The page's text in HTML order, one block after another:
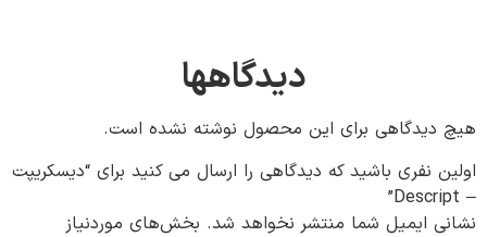
دیدگاهها
هیچ دیدگاهی برای این محصول نوشته نشده است.
اولین نفری باشید که دیدگاهی را ارسال می کنید برای “دیسکریپت
– Descript”
نشانی ایمیل شما منتشر نخواهد شد. بخش‌های موردنیاز